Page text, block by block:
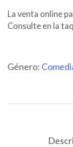
La venta online
Consulte en la
Género: